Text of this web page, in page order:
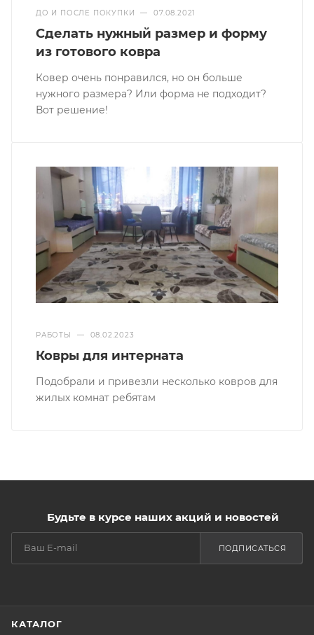
ДО И ПОСЛЕ ПОКУПКИ — 07.08.2021
Сделать нужный размер и форму
из готового ковра
Ковер очень понравился, но он больше
нужного размера? Или форма не подходит?
Вот решение!
РАБОТЫ — 08.02.2023
Ковры для интерната
Подобрали и привезли несколько ковров для
жилых комнат ребятам
Будьте в курсе наших акций и новостей
ПОДПИСАТЬСЯ
КАТАЛОГ